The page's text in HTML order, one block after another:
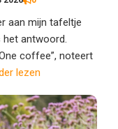
aan mijn tafeltje
het antwoord.
coffee”, noteert
lezen